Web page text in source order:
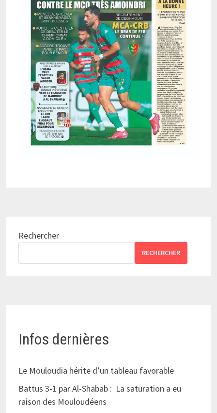
Rechercher
RECHERCHER
Infos dernières
Le Mouloudia hérite d’un tableau favorable
Battus 3-1 par Al-Shabab : La saturation a eu
raison des Mouloudéens